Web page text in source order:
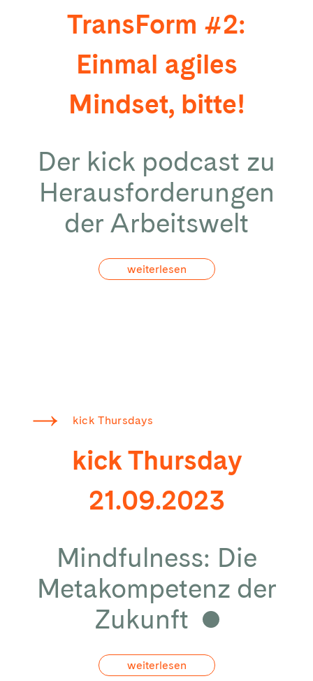
TransForm #2:
Einmal agiles
Mindset, bitte!
Der kick podcast zu
Herausforderungen
der Arbeitswelt
weiterlesen
kick Thursdays
kick Thursday
21.09.2023
Mindfulness: Die
Metakompetenz der
Zukunft
weiterlesen